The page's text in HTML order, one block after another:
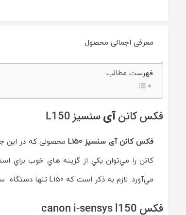
معرفی اجمالی محصول
فکس
کانن
by
ماشین
اداری
چاپگر
8Rating:
فهرست مطالب
فکس کاننآی سنسيز L150
فکس کانن آی سنسيز L150 محصولی که در این
کانن را مي‌توان يکي از گزينه هاي خوب براي
مي‌آورد. لازم به ذکر است که L150 تنها دستگاه سه کاره میباشد که قابلیت فکس درآن موجود است.که این امر باعث محبوبیت آن در بین دستگاهای سه کاره شده است.
فکس canon i-sensys l150